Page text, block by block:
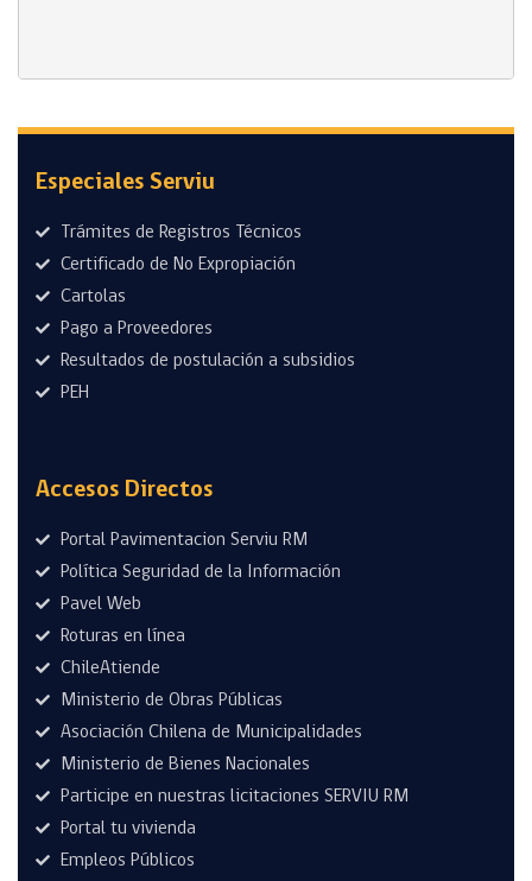
Especiales Serviu
Trámites de Registros Técnicos
Certificado de No Expropiación
Cartolas
Pago a Proveedores
Resultados de postulación a subsidios
PEH
Accesos Directos
Portal Pavimentacion Serviu RM
Política Seguridad de la Información
Pavel Web
Roturas en línea
ChileAtiende
Ministerio de Obras Públicas
Asociación Chilena de Municipalidades
Ministerio de Bienes Nacionales
Participe en nuestras licitaciones SERVIU RM
Portal tu vivienda
Empleos Públicos